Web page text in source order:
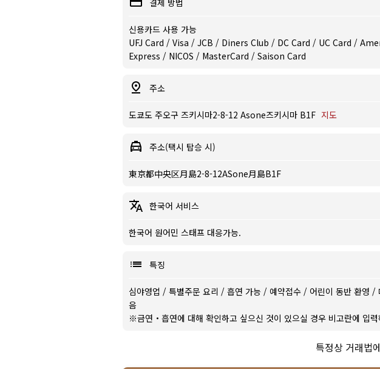
결제 방법
신용카드 사용 가능
UFJ Card / Visa / JCB / Diners Club / DC Card / UC Card /
Express / NICOS / MasterCard / Saison Card
주소
도쿄도 주오구 즈키시마2-8-12 Asone즈키시마 B1F 지도
주소(택시 탑승 시)
東京都中央区月島2-8-12ASone月島B1F
한국어 서비스
한국어 원어민 스태프 대응가능.
특징
심야영업 / 특별주문 요리 / 흡연 가능 / 예약접수 / 어린이 동반 환영 /
음
※금연・흡연에 대해 확인하고 싶으신 것이 있으실 경우 비고란에 입력
특정상 거래법